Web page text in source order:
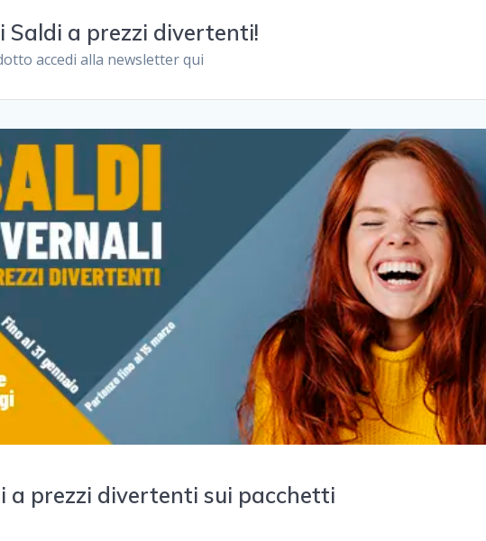
Saldi a prezzi divertenti!
accedi alla newsletter qui
a prezzi divertenti sui pacchetti